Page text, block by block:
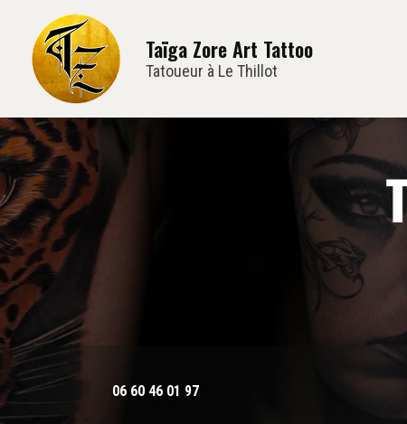
contenu
principal
Taïga Zore Art Tattoo
Tatoueur à Le Thillot
06 60 46 01 97